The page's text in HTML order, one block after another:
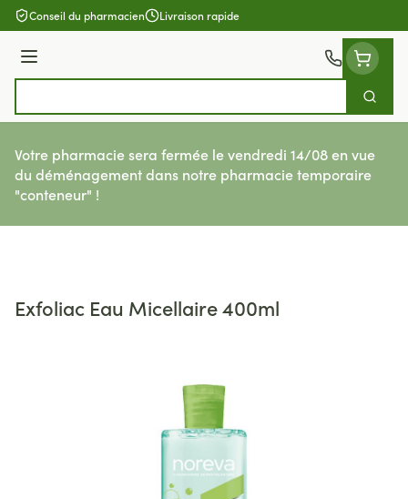
Aller au contenu
Conseil du pharmacien Livraison rapide
Menu
Votre pharmacie sera fermée le vendredi 14/08 en vue
du déménagement dans notre pharmacie temporaire
"conteneur" !
Exfoliac Eau Micellaire 400ml